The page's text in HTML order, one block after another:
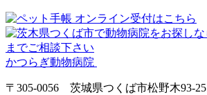
かつらぎ動物病院
〒305-0056 茨城県つくば市松野木93-25